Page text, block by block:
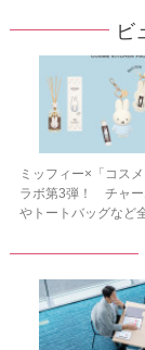
ビ
ミッフィー×「コス
ラボ第3弾！ チャー
やトートバッグなど